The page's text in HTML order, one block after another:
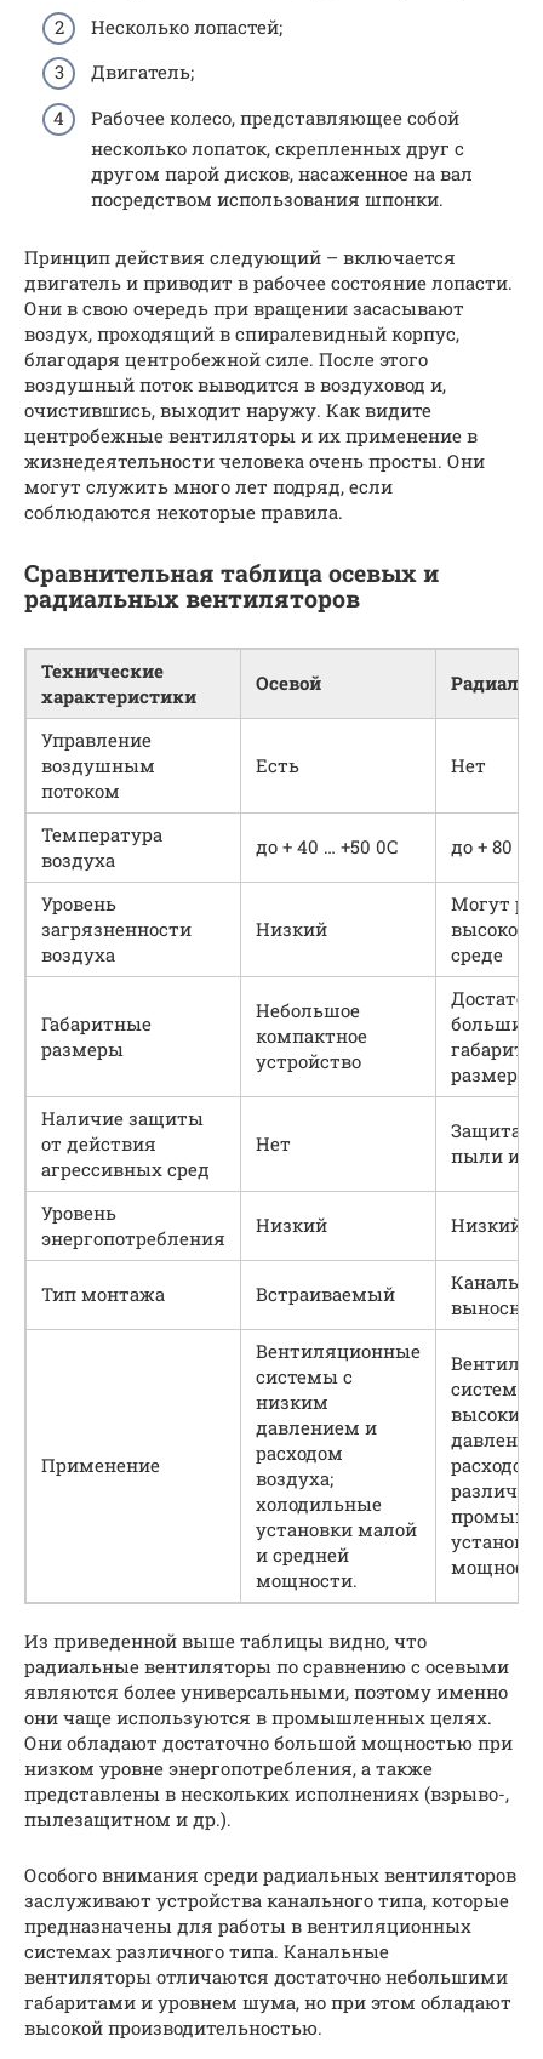
Несколько лопастей;
Двигатель;
Рабочее колесо, представляющее собой
несколько лопаток, скрепленных друг с
другом парой дисков, насаженное на вал
посредством использования шпонки.
Принцип действия следующий – включается
двигатель и приводит в рабочее состояние лопасти.
Они в свою очередь при вращении засасывают
воздух, проходящий в спиралевидный корпус,
благодаря центробежной силе. После этого
воздушный поток выводится в воздуховод и,
очистившись, выходит наружу. Как видите
центробежные вентиляторы и их применение в
жизнедеятельности человека очень просты. Они
могут служить много лет подряд, если
соблюдаются некоторые правила.
Сравнительная таблица осевых и
радиальных вентиляторов
Технические
характеристики
Осевой
Управление
воздушным
потоком
Есть Нет
Температура
воздуха
до + 40 … +50 0С до + 80 0С
Уровень
загрязненности
воздуха
Низкий
Могут
среде
Габаритные
размеры
Небольшое
компактное
устройство
большие
размеры
Наличие защиты
от действия
агрессивных сред
Нет
Защита
пыли и
Уровень
энергопотребления
Низкий Низкий
Тип монтажа Встраиваемый
выносной
Применение
Вентиляционные
системы с
низким
давлением и
расходом
воздуха;
холодильные
установки малой
и средней
мощности.
системы
высоким
расходом
Из приведенной выше таблицы видно, что
радиальные вентиляторы по сравнению с осевыми
являются более универсальными, поэтому именно
они чаще используются в промышленных целях.
Они обладают достаточно большой мощностью при
низком уровне энергопотребления, а также
представлены в нескольких исполнениях (взрыво-,
пылезащитном и др.).
Особого внимания среди радиальных вентиляторов
заслуживают устройства канального типа, которые
предназначены для работы в вентиляционных
системах различного типа. Канальные
вентиляторы отличаются достаточно небольшими
габаритами и уровнем шума, но при этом обладают
высокой производительностью.